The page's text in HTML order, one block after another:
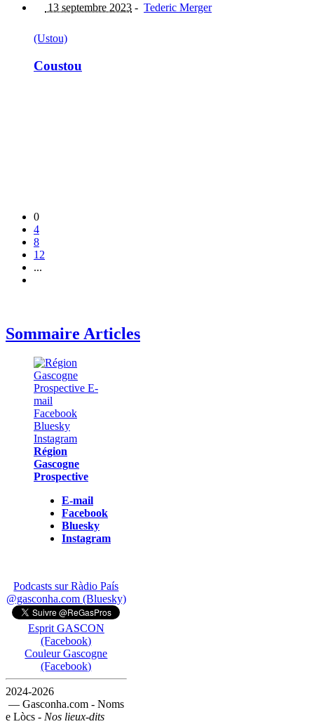
13 septembre 2023 - Tederic Merger
(Ustou)
Coustou
0
4
8
12
...
Sommaire Articles
Région
Gascogne
Prospective
E-mail
Facebook
Bluesky
Instagram
Podcasts sur Ràdio País
@gasconha.com (Bluesky)
Esprit GASCON
(Facebook)
Couleur Gascogne
(Facebook)
2024-2026
— Gasconha.com - Noms
e Lòcs - Nos lieux-dits